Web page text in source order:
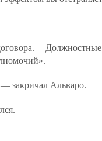
Должностные
закричал Альваро.